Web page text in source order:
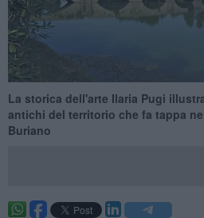
La storica dell'arte Ilaria Pugi
antichi del territorio che fa tappa
Buriano